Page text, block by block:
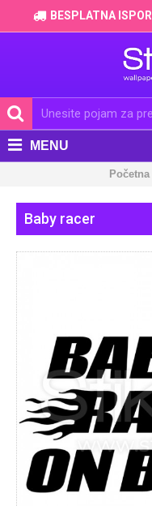
BESPLATNA
MENU
Baby racer